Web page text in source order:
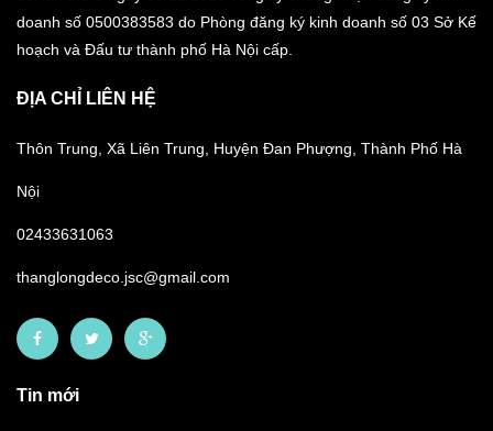
doanh số 0500383583 do Phòng đăng ký kinh doanh số 03 Sở Kế
hoạch và Đấu tư thành phố Hà Nội cấp.
ĐỊA CHỈ LIÊN HỆ
Thôn Trung, Xã Liên Trung, Huyện Đan Phượng, Thành Phố Hà
Nội
02433631063
thanglongdeco.jsc@gmail.com
Tin mới